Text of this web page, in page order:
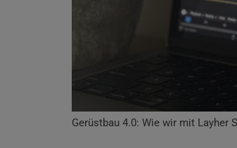
Gerüstbau 4.0: Wie wir mit Layher